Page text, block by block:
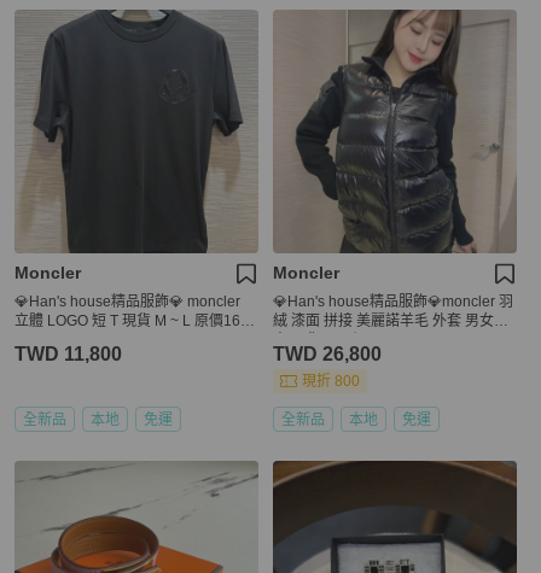
Moncler
💎Han's house精品服飾💎 moncler
立體 LOGO 短 T 現貨 M ~ L 原價1600
TWD 11,800
全新品 本地 免運
Moncler
💎Han's house精品服飾💎moncler 羽
絨 漆面 拼接 美麗諾羊毛 外套 男女共
TWD 26,800
現折 800
全新品 本地 免運